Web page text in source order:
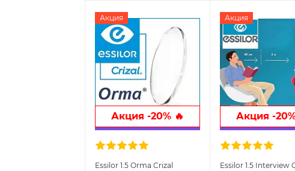
Акция
Акция -20% 🔥
Essilor 1.5 Orma Crizal
Акция
Акция -
Essilor 1.5 Interview